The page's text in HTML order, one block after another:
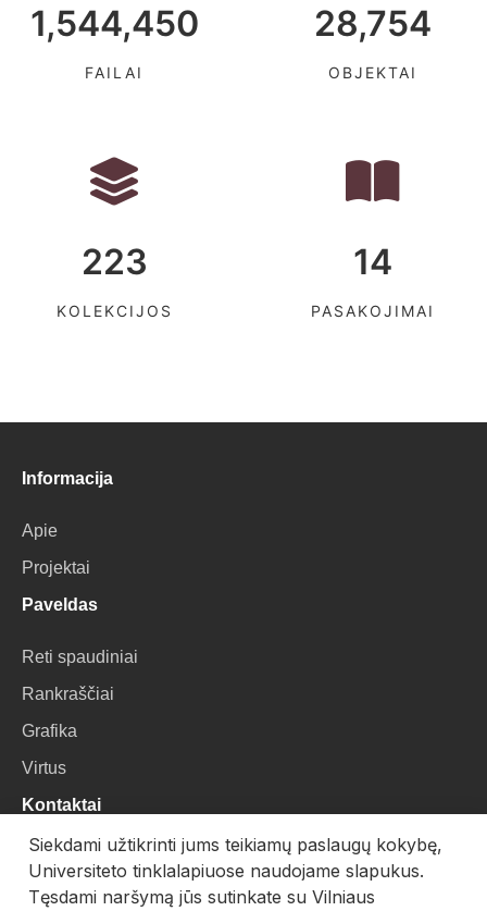
1,544,450
FAILAI
28,754
OBJEKTAI
223
KOLEKCIJOS
14
PASAKOJIMAI
Informacija
Apie
Projektai
Paveldas
Reti spaudiniai
Rankraščiai
Grafika
Virtus
Kontaktai
VU Biblioteka
Universiteto g. 3, LT-01122, Vilnius
Siekdami užtikrinti jums teikiamų paslaugų kokybę,
Universiteto tinklalapiuose naudojame slapukus.
Tęsdami naršymą jūs sutinkate su Vilniaus